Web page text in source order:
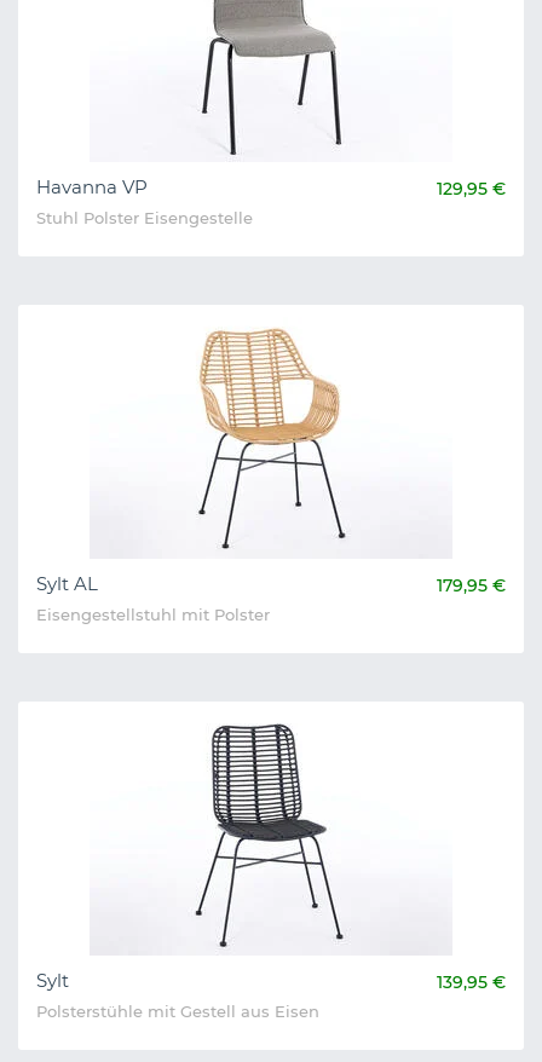
Havanna VP 129,95 €
Stuhl Polster Eisengestelle
Sylt AL 179,95 €
Eisengestellstuhl mit Polster
Sylt 139,95 €
Polsterstühle mit Gestell aus Eisen